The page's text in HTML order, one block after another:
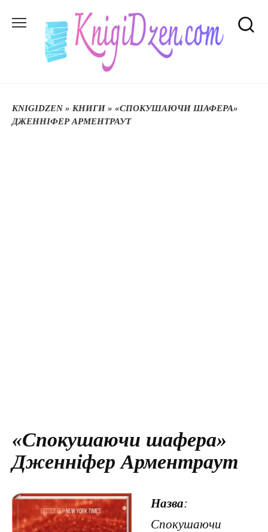
до
KNIGIDZEN» КНИГИ » «СПОКУШАЮЧИ ШАФЕРА»
ДЖЕННІФЕР АРМЕНТРАУТ
«Спокушаючи шафера»
Дженніфер Арментраут
Назва:
Спокушаючи